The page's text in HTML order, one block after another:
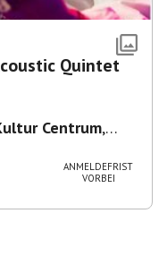
Quintet
Centrum,
ANMELDEFRIST
VORBEI